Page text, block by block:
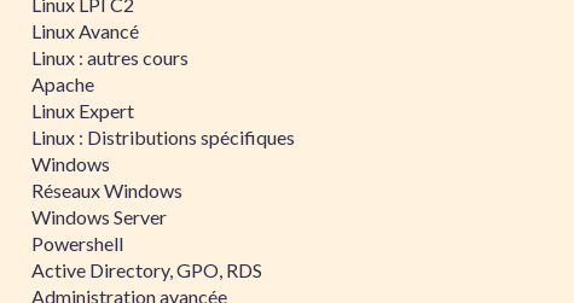
Linux LPI C2
Linux Avancé
Linux : autres cours
Apache
Linux Expert
Linux : Distributions spécifiques
Windows
Réseaux Windows
Windows Server
Powershell
Active Directory, GPO, RDS
Administration avancée